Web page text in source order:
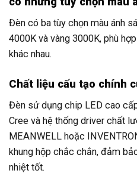
Đèn có ba tùy chọn màu ánh
4000K và vàng 3000K, phù
khác nhau.
Chất liệu cấu tạo chính
Đèn sử dụng chip LED cao
Cree và hệ thống driver chất
MEANWELL hoặc
khung hộp chắc chắn, đảm
nhiệt tốt.